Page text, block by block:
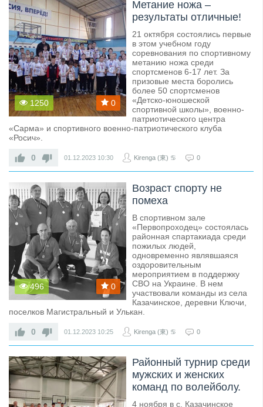
1250 0
Метание ножа –
результаты отличные!
21 октября состоялись первые
в этом учебном году
соревнования по спортивному
метанию ножа среди
спортсменов 6-17 лет. За
призовые места боролись
более 50 спортсменов
«Детско-юношеской
спортивной школы», военно-
патриотического центра
«Сарма» и спортивного военно-патриотического клуба
«Росич».
0 01.12.2023 10:30 Kirenga (東) ♋ 0
496 0
Возраст спорту не
помеха
В спортивном зале
«Первопроходец» состоялась
районная спартакиада среди
пожилых людей,
одновременно являвшаяся
оздоровительным
мероприятием в поддержку
СВО на Украине. В нем
участвовали команды из села
Казачинское, деревни Ключи,
поселков Магистральный и Улькан.
0 01.12.2023 10:25 Kirenga (東) ♋ 0
Районный турнир среди
мужских и женских
команд по волейболу.
4 ноября в с. Казачинское